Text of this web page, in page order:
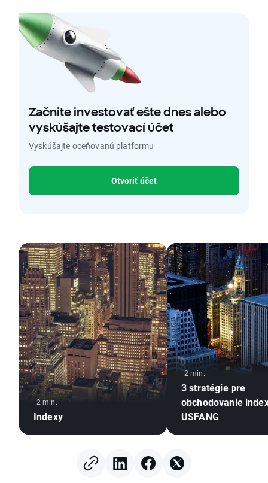
Začnite investovať ešte dnes alebo
vyskúšajte testovací účet
Vyskúšajte oceňovanú platformu
Otvoriť účet
2 min.
Indexy
2 min.
3 stratégie pre
obchodovanie
USFANG